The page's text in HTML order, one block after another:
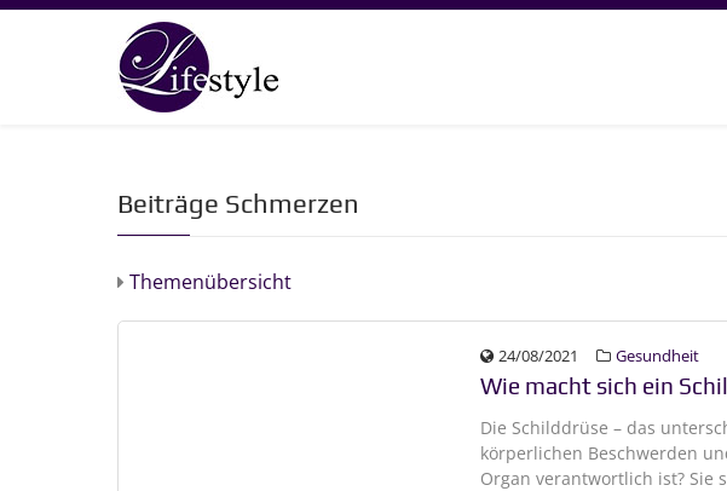
Beiträge Schmerzen
Themenübersicht
24/08/2021 Gesundheit
Wie macht sich ein
Die Schilddrüse – das
körperlichen Beschwerden
Organ verantwortlich ist? Sie